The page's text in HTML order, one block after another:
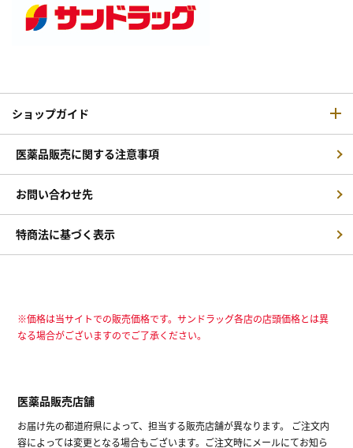
ショップガイド
医薬品販売に関する注意事項
お問い合わせ先
特商法に基づく表示
※価格は当サイトでの販売価格です。サンドラッグ各店の店頭価格とは異
なる場合がございますのでご了承ください。
医薬品販売店舗
お届け先の都道府県によって、担当する販売店舗が異なります。 ご注文内
容によっては変更となる場合もございます。ご注文時にメールにてお知ら